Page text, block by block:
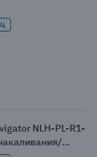
NLH-PL-R1-